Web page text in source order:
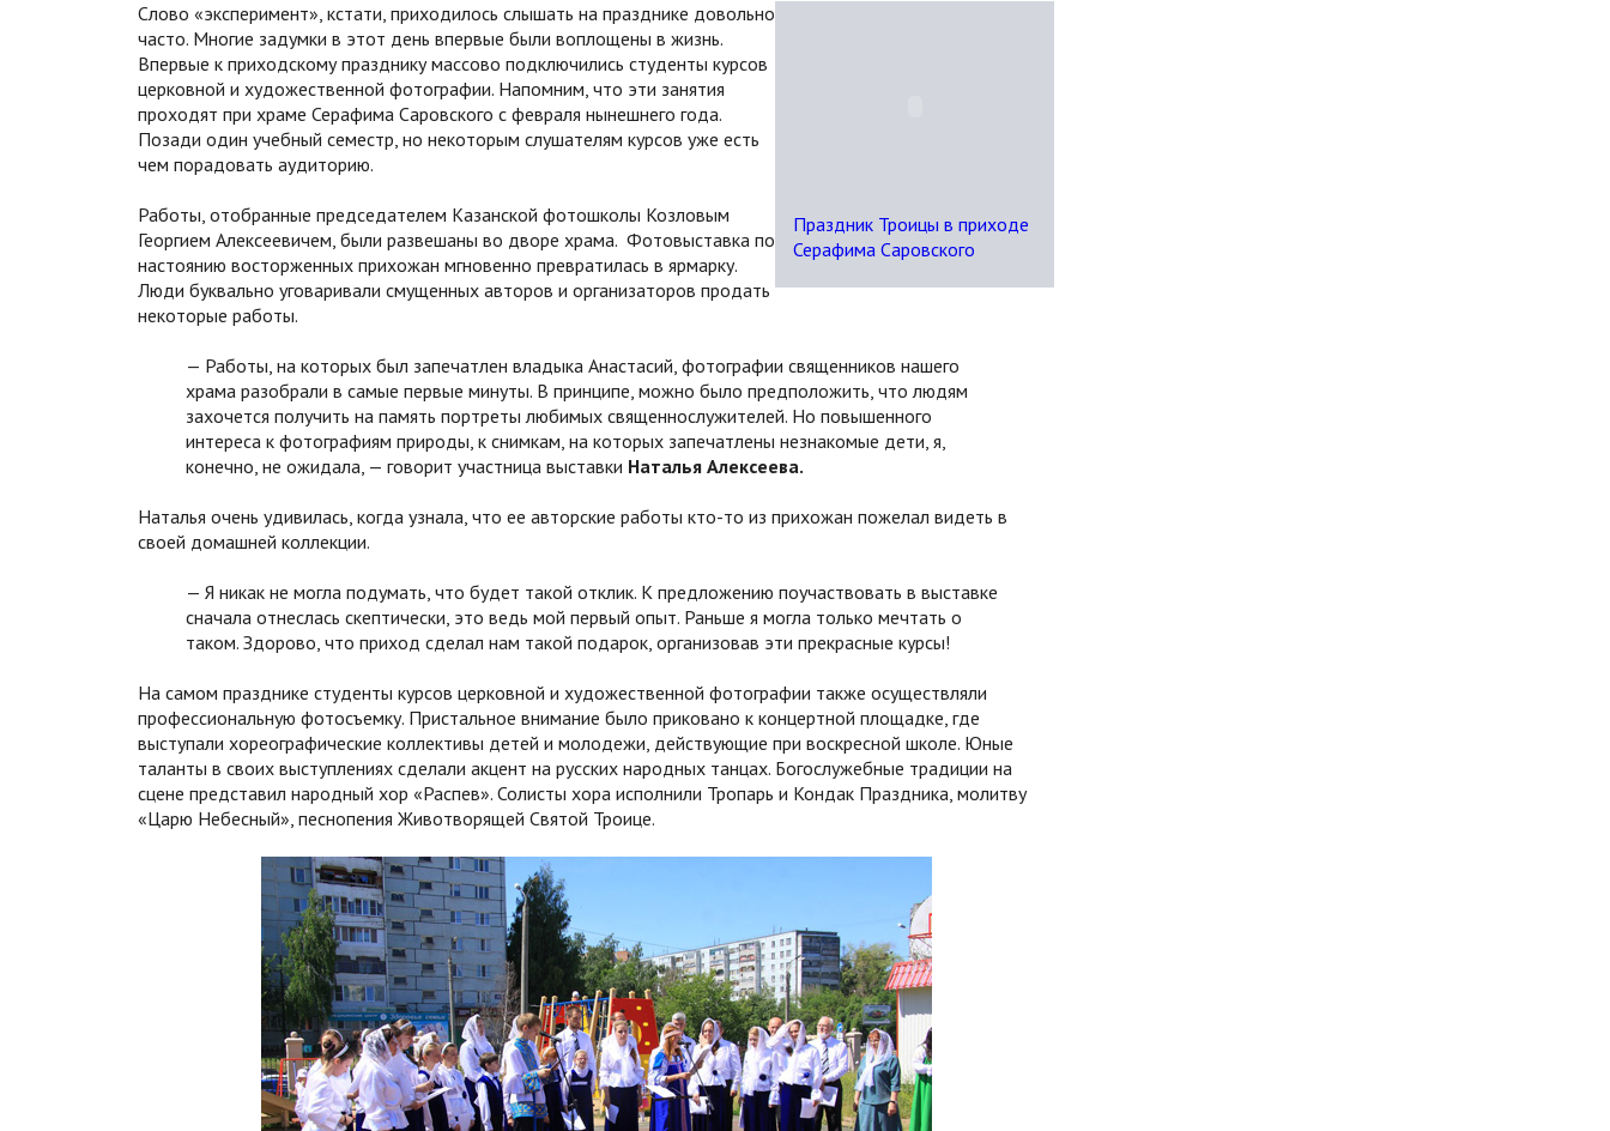
Праздник Троицы в приходе
Серафима Саровского
Слово «эксперимент», кстати, приходилось слышать на празднике довольно
часто. Многие задумки в этот день впервые были воплощены в жизнь.
Впервые к приходскому празднику массово подключились студенты курсов
церковной и художественной фотографии. Напомним, что эти занятия
проходят при храме Серафима Саровского с февраля нынешнего года.
Позади один учебный семестр, но некоторым слушателям курсов уже есть
чем порадовать аудиторию.
Работы, отобранные председателем Казанской фотошколы Козловым
Георгием Алексеевичем, были развешаны во дворе храма. Фотовыставка по
настоянию восторженных прихожан мгновенно превратилась в ярмарку.
Люди буквально уговаривали смущенных авторов и организаторов продать
некоторые работы.
— Работы, на которых был запечатлен владыка Анастасий, фотографии священников нашего
храма разобрали в самые первые минуты. В принципе, можно было предположить, что людям
захочется получить на память портреты любимых священнослужителей. Но повышенного
интереса к фотографиям природы, к снимкам, на которых запечатлены незнакомые дети, я,
конечно, не ожидала, — говорит участница выставки Наталья Алексеева.
Наталья очень удивилась, когда узнала, что ее авторские работы кто-то из прихожан пожелал видеть в
своей домашней коллекции.
— Я никак не могла подумать, что будет такой отклик. К предложению поучаствовать в выставке
сначала отнеслась скептически, это ведь мой первый опыт. Раньше я могла только мечтать о
таком. Здорово, что приход сделал нам такой подарок, организовав эти прекрасные курсы!
На самом празднике студенты курсов церковной и художественной фотографии также осуществляли
профессиональную фотосъемку. Пристальное внимание было приковано к концертной площадке, где
выступали хореографические коллективы детей и молодежи, действующие при воскресной школе. Юные
таланты в своих выступлениях сделали акцент на русских народных танцах. Богослужебные традиции на
сцене представил народный хор «Распев». Солисты хора исполнили Тропарь и Кондак Праздника, молитву
«Царю Небесный», песнопения Животворящей Святой Троице.